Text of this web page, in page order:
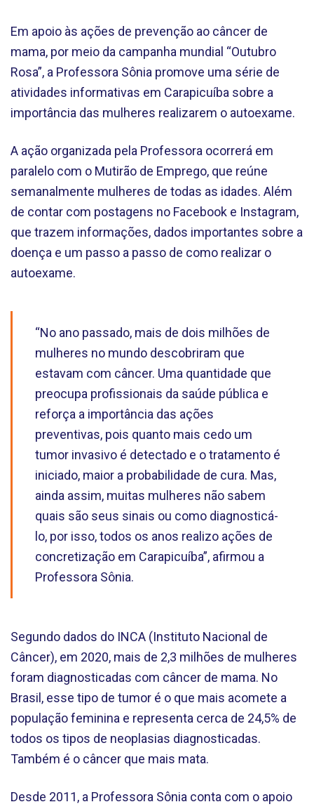
Em apoio às ações de prevenção ao câncer de
mama, por meio da campanha mundial “Outubro
Rosa”, a Professora Sônia promove uma série de
atividades informativas em Carapicuíba sobre a
importância das mulheres realizarem o autoexame.
A ação organizada pela Professora ocorrerá em
paralelo com o Mutirão de Emprego, que reúne
semanalmente mulheres de todas as idades. Além
de contar com postagens no Facebook e Instagram,
que trazem informações, dados importantes sobre a
doença e um passo a passo de como realizar o
autoexame.
“No ano passado, mais de dois milhões de
mulheres no mundo descobriram que
estavam com câncer. Uma quantidade que
preocupa profissionais da saúde pública e
reforça a importância das ações
preventivas, pois quanto mais cedo um
tumor invasivo é detectado e o tratamento é
iniciado, maior a probabilidade de cura. Mas,
ainda assim, muitas mulheres não sabem
quais são seus sinais ou como diagnosticá-
lo, por isso, todos os anos realizo ações de
concretização em Carapicuíba”, afirmou a
Professora Sônia.
Segundo dados do INCA (Instituto Nacional de
Câncer), em 2020, mais de 2,3 milhões de mulheres
foram diagnosticadas com câncer de mama. No
Brasil, esse tipo de tumor é o que mais acomete a
população feminina e representa cerca de 24,5% de
todos os tipos de neoplasias diagnosticadas.
Também é o câncer que mais mata.
Desde 2011, a Professora Sônia conta com o apoio